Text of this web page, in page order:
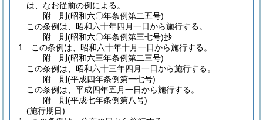
は、なお従前の例による。
附 則(昭和六〇年条例第二五号)
この条例は、昭和六十年四月一日から施行する。
附 則(昭和六〇年条例第三七号)抄
1
この条例は、昭和六十年十月一日から施行する。
附 則(昭和六三年条例第二三号)
この条例は、昭和六十三年四月一日から施行する。
附 則(平成四年条例第一七号)
この条例は、平成四年五月一日から施行する。
附 則(平成七年条例第八号)
(施行期日)